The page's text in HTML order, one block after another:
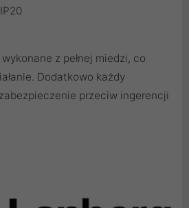
z pełnej miedzi, co
Dodatkowo każdy
przeciw ingerencji